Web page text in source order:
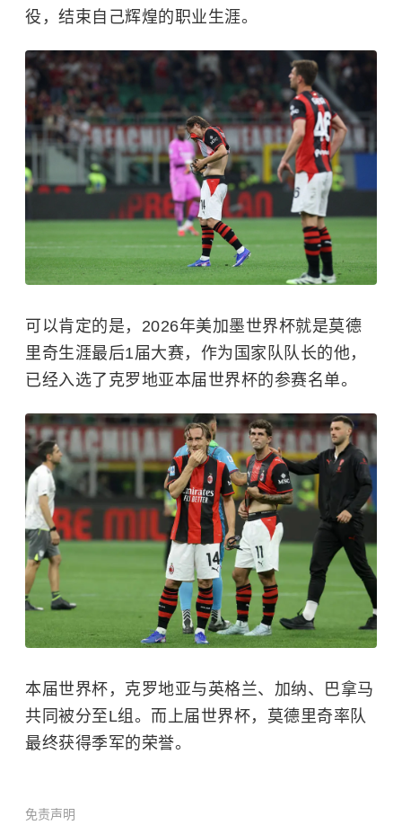
役，结束自己辉煌的职业生涯。
可以肯定的是，2026年美加墨世界杯就是莫德
里奇生涯最后1届大赛，作为国家队队长的他，
已经入选了 克罗地亚本届世界杯的参赛名单。
本届世界杯，克罗地亚与英格兰、加纳、巴拿马
共同被分至L组。而上届世界杯，莫德里奇率队
最终获得季军的荣誉。
免责声明